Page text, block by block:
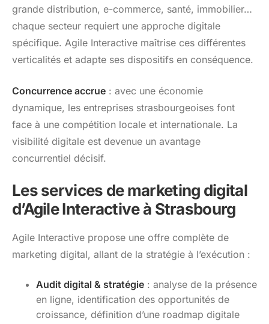
grande distribution, e-commerce, santé, immobilier…
chaque secteur requiert une approche digitale
spécifique. Agile Interactive maîtrise ces différentes
verticalités et adapte ses dispositifs en conséquence.
Concurrence accrue : avec une économie
dynamique, les entreprises strasbourgeoises font
face à une compétition locale et internationale. La
visibilité digitale est devenue un avantage
concurrentiel décisif.
Les services de marketing digital
d’Agile Interactive à Strasbourg
Agile Interactive propose une offre complète de
marketing digital, allant de la stratégie à l’exécution :
Audit digital & stratégie : analyse de la présence
en ligne, identification des opportunités de
croissance, définition d’une roadmap digitale